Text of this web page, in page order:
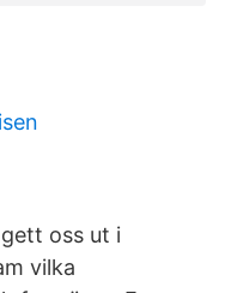
oss ut i
vilka